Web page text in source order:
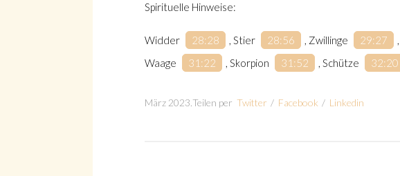
Spirituelle Hinweise:
Widder 28:28 , Stier 28:56 , Zwillinge 29:27
Waage
31:22 , Skorpion 31:52 , Schütze 32:20
März 2023 .Teilen per Twitter / Facebook / Linkedin